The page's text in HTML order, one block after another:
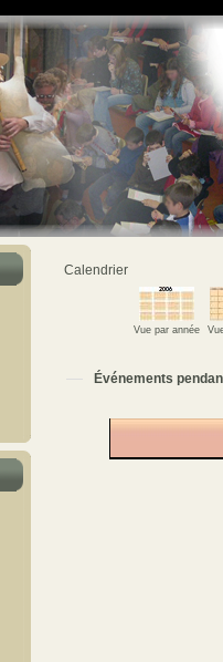
Calendrier
Vue par année
Événements